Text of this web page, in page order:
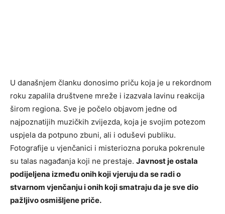
U današnjem članku donosimo priču koja je u rekordnom
roku zapalila društvene mreže i izazvala lavinu reakcija
širom regiona. Sve je počelo objavom jedne od
najpoznatijih muzičkih zvijezda, koja je svojim potezom
uspjela da potpuno zbuni, ali i oduševi publiku.
Fotografije u vjenčanici i misteriozna poruka pokrenule
su talas nagađanja koji ne prestaje. Javnost je ostala
podijeljena između onih koji vjeruju da se radi o
stvarnom vjenčanju i onih koji smatraju da je sve dio
pažljivo osmišljene priče.